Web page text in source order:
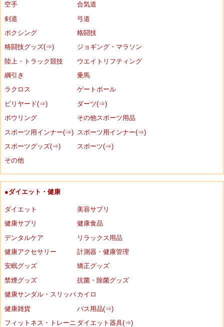
空手
合気道
剣道
弓道
ボクシング
格闘技
格闘技グッズ(⇒)
ジョギング・マラソン
陸上・トラック競技
ウエイトリフティング
綱引き
乗馬
ラクロス
ゲートボール
ビリヤード(⇒)
ダーツ(⇒)
ボウリング
その他スポーツ用品
スポーツ用インナー(⇒)
スポーツ用インナー(⇒)
スポーツグッズ(⇒)
スポーツ(⇒)
その他
●ダイエット・健康
ダイエット
美容サプリ
健康サプリ
健康食品
デンタルケア
リラックス用品
健康アクセサリー
計測器・健康管理
安眠グッズ
矯正グッズ
禁煙グッズ
抗菌・除菌グッズ
健康サンダル・スリッパ カイロ
健康雑貨
バス用品(⇒)
フィットネス・トレーニ ダイエット器具(⇒)